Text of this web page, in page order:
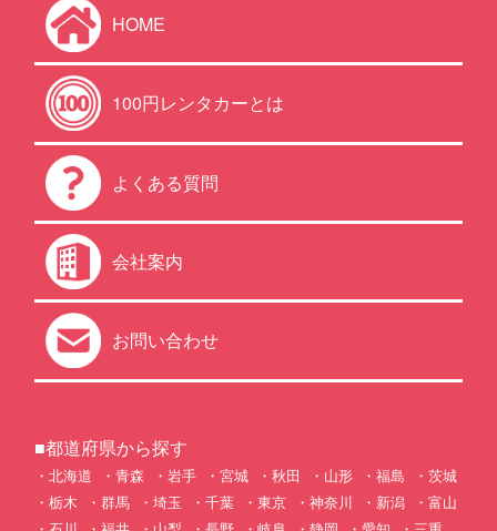
HOME
100円レンタカーとは
よくある質問
会社案内
お問い合わせ
■都道府県から探す
北海道 青森 岩手 宮城 秋田 山形 福島
茨城
栃木
群馬 埼玉 千葉 東京 神奈川 新潟
富山